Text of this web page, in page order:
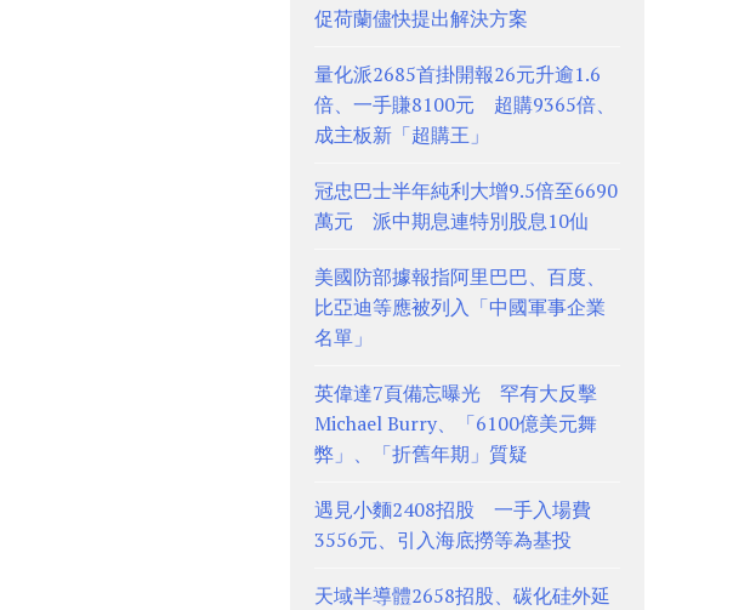
促荷蘭儘快提出解決方案
量化派2685首掛開報26元升逾1.6
倍、一手賺8100元 超購9365倍、
成主板新「超購王」
冠忠巴士半年純利大增9.5倍至6690
萬元 派中期息連特別股息10仙
美國防部據報指阿里巴巴、百度、
比亞迪等應被列入「中國軍事企業
名單」
英偉達7頁備忘曝光 罕有大反擊
Michael Burry、「6100億美元舞
弊」、「折舊年期」質疑
遇見小麵2408招股 一手入場費
3556元、引入海底撈等為基投
天域半導體2658招股、碳化硅外延